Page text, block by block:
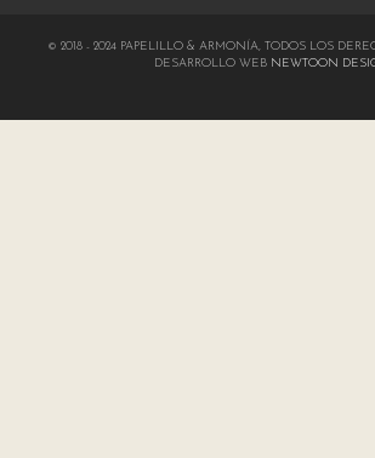
© 2018 - 2024 PAPELILLO & ARMONÍA, TODOS LOS
DESARROLLO WEB NEWTOON